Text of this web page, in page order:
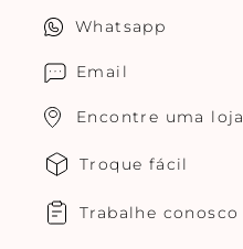
Whatsapp
Email
Encontre uma loja
Troque fácil
Trabalhe conosco